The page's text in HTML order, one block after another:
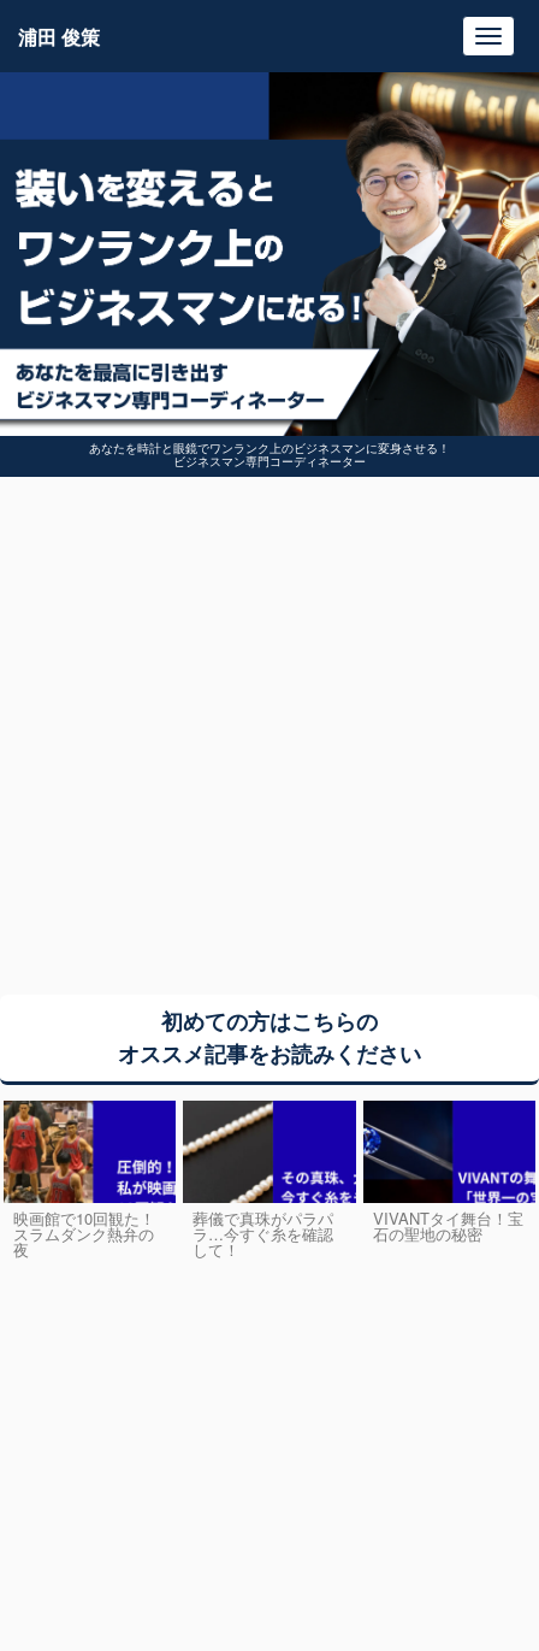
あなたを時計と眼鏡でワンランク上のビジネスマンに変身させる！
ビジネスマン専門コーディネーター
浦田 俊策
初めての方はこちらの
オススメ記事をお読みください
映画館で10回観た！
スラムダンク熱弁の
夜
葬儀で真珠がパラパ
ラ…今すぐ糸を確認
して！
VIVANTタイ舞台！宝
石の聖地の秘密